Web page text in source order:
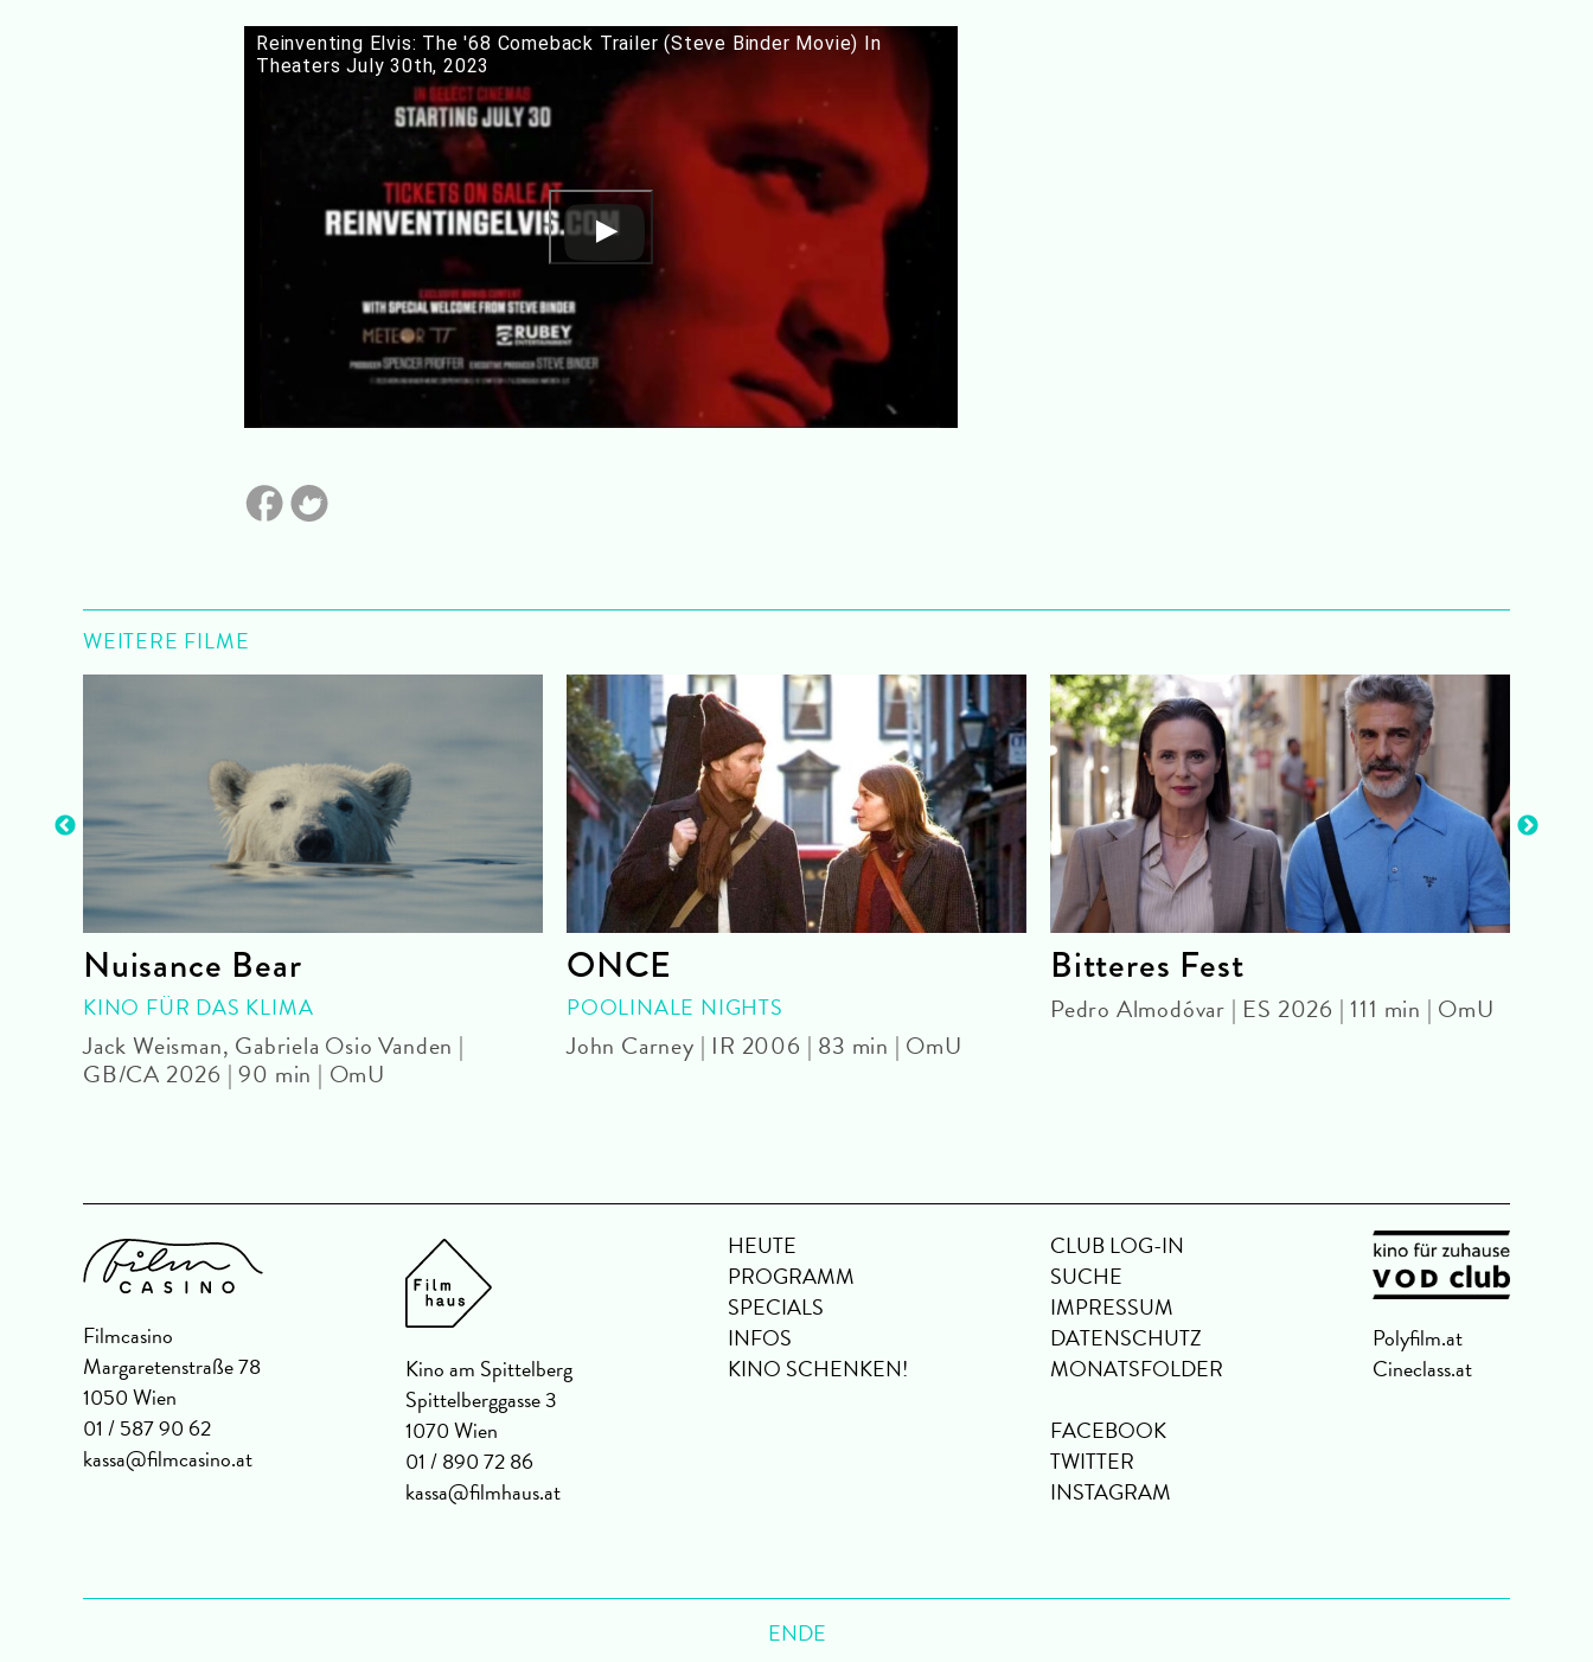
Reinventing Elvis: The '68 Comeback Trailer (Steve Binder Movie) In
Theaters July 30th, 2023
WEITERE FILME
Nuisance Bear
KINO FÜR DAS KLIMA
Jack Weisman, Gabriela Osio Vanden |
GB/CA 2026 | 90 min | OmU
ONCE
POOLINALE NIGHTS
John Carney | IR 2006 | 83 min | OmU
Bitteres Fest
Pedro Almodóvar | ES 2026 | 111 min | OmU
Filmcasino
Margaretenstraße 78
1050 Wien
01 / 587 90 62
kassa@filmcasino.at
Kino am Spittelberg
Spittelberggasse 3
1070 Wien
01 / 890 72 86
kassa@filmhaus.at
HEUTE
PROGRAMM
SPECIALS
INFOS
KINO SCHENKEN!
CLUB LOG-IN
SUCHE
IMPRESSUM
DATENSCHUTZ
MONATSFOLDER
FACEBOOK
TWITTER
INSTAGRAM
Polyfilm.at
Cineclass.at
ENDE